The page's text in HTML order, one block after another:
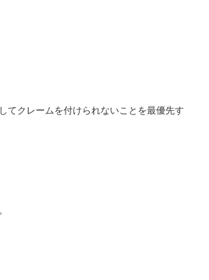
てクレームを付けられないことを最優先す